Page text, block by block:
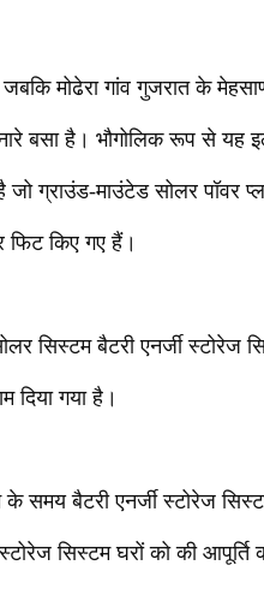
मोढेरा गांव गुजरात के
बसा है। भौगोलिक रूप से यह
ग्राउंड-माउंटेड सोलर पॉवर
फिट किए गए हैं।
सिस्टम बैटरी एनर्जी
दिया गया है।
समय बैटरी एनर्जी स्टोरेज
सिस्टम घरों को की आपूर्ति